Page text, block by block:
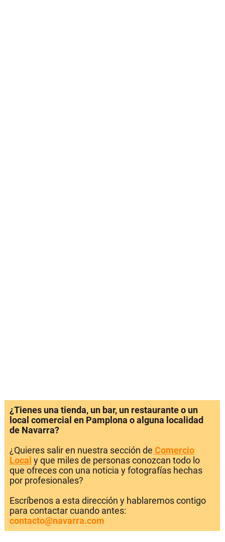
¿Tienes una tienda, un bar, un restaurante o un
local comercial en Pamplona o alguna localidad
de Navarra?
¿Quieres salir en nuestra sección de Comercio
Local y que miles de personas conozcan todo lo
que ofreces con una noticia y fotografías hechas
por profesionales?
Escríbenos a esta dirección y hablaremos contigo
para contactar cuando antes:
contacto@navarra.com